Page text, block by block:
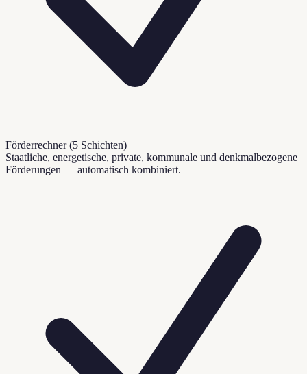
Förderrechner (5 Schichten)
Staatliche, energetische, private, kommunale und denkmalbezogene
Förderungen — automatisch kombiniert.